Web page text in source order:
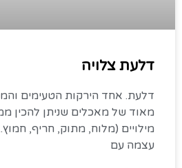
דלעת צלויה
דלעת. אחד הירקות הטעימים
מאוד של מאכלים שניתן להכין
מילויים (מלוח, מתוק, חריף,
עצמה עם